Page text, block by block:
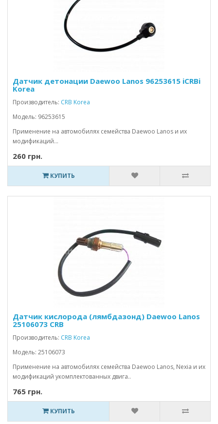
Датчик детонации Daewoo Lanos 96253615 iCRBi
Korea
Производитель: CRB Korea
Модель: 96253615
Применение на автомобилях семейства Daewoo Lanos и их
модификаций...
260 грн.
КУПИТЬ
Датчик кислорода (лямбдазонд) Daewoo Lanos
25106073 CRB
Производитель: CRB Korea
Модель: 25106073
Применение на автомобилях семейства Daewoo Lanos, Nexia и их
модификаций укомплектованных двига..
765 грн.
КУПИТЬ